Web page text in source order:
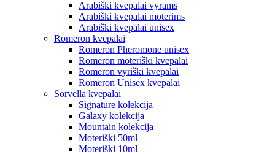
Arabiški kvepalai vyrams
Arabiški kvepalai moterims
Arabiški kvepalai unisex
Romeron kvepalai
Romeron Pheromone unisex
Romeron moteriški kvepalai
Romeron vyriški kvepalai
Romeron Unisex kvepalai
Sorvella kvepalai
Signature kolekcija
Galaxy kolekcija
Mountain kolekcija
Moteriški 50ml
Moteriški 10ml